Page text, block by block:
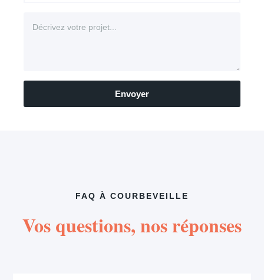
Envoyer
FAQ À COURBEVEILLE
Vos questions, nos réponses